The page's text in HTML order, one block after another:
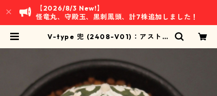
【2026/8/3 New!】
怪竜丸、守殿玉、黒刺鳳頭、計7株追加しました！
V-type 兜 (2408-V01)：アストロ